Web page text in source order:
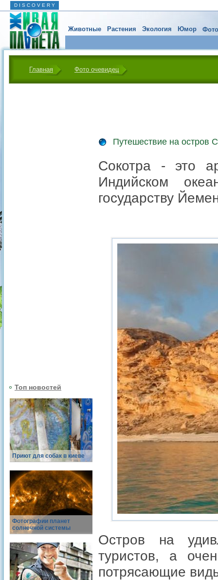
D I S C O V E R Y
Животные Растения Экология Юмор
Главная Фото очевидец
Топ новостей
Приют для собак в киеве
Фотографии планет
солнечной системы
Путешествие на остров
Сокотра - это
Индийском
государству
Остров на
туристов, а
потрясающие